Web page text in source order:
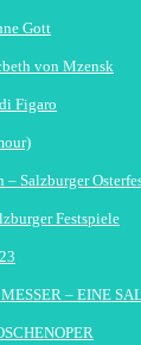
Gott
von Mzensk
Figaro
– Salzburger
Festspiele
– EINE